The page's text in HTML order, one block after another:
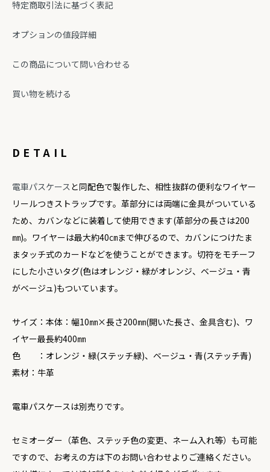
特定商取引法に基づく表記
オプションの値段詳細
この商品について問い合わせる
買い物を続ける
DETAIL
電車パスケースと同配色で製作した、相性抜群の便利なワイヤー
リールつきストラップです。革部分には両端に金具がついている
ため、カバンなどに装着して使用できます(革部分の長さは200
㎜)。ワイヤーは最大約40㎝まで伸びるので、カバンにつけたま
まタッチ式のカードなどを使うことができます。切符をモチーフ
にした小さいタグ(色はオレンジ・緑がオレンジ、ベージュ・青
がベージュ)もついています。
サイズ：本体：幅10㎜×長さ200㎜(開いた長さ、金具含む)、ワ
イヤー最長約400㎜
色 ：オレンジ・緑(ステッチ緑)、ベージュ・青(ステッチ青)
素材：牛革
電車パスケースは別売りです。
セミオーダー（革色、ステッチ色の変更、ネーム入れ等）も可能
ですので、お考えの方は下のお問い合わせよりご連絡ください。